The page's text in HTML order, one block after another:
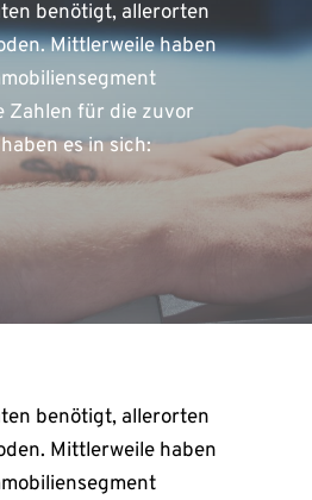
benötigt, allerorten
Mittlerweile haben
Zahlen für die zuvor
es in sich:
benötigt, allerorten
Mittlerweile haben